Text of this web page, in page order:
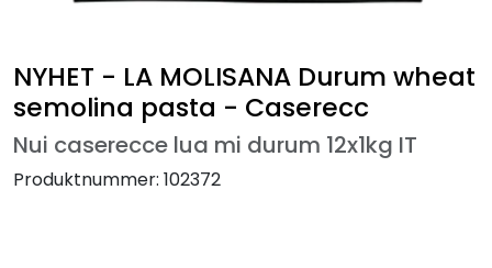
NYHET - LA MOLISANA Durum wheat
semolina pasta - Caserecc
Nui caserecce lua mi durum 12x1kg IT
Produktnummer: 102372